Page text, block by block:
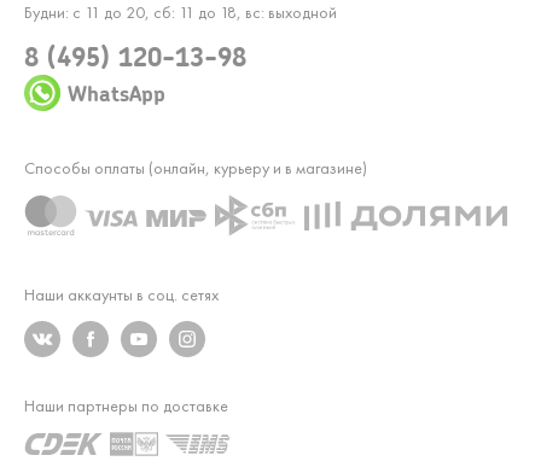
Будни: с 11 до 20, сб: 11 до 18, вс: выходной
8 (495) 120-13-98
WhatsApp
Наши аккаунты в соц. сетях
Способы оплаты (онлайн, курьеру и в магазине)
Наши партнеры по доставке